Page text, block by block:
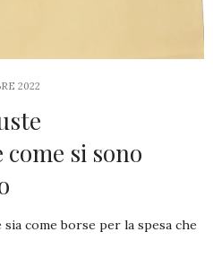
2022
si sono
come borse per la spesa che